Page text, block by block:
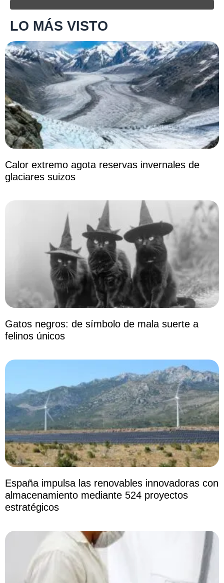
LO MÁS VISTO
Calor extremo agota reservas invernales de
glaciares suizos
Gatos negros: de símbolo de mala suerte a
felinos únicos
España impulsa las renovables innovadoras con
almacenamiento mediante 524 proyectos
estratégicos